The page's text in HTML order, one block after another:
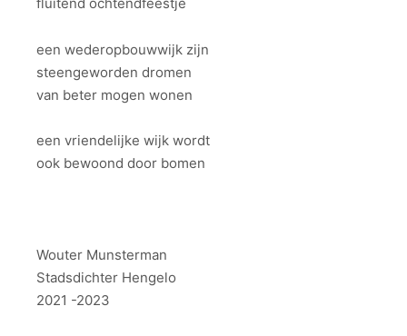
fluitend ochtendfeestje
een wederopbouwwijk zijn
steengeworden dromen
van beter mogen wonen
een vriendelijke wijk wordt
ook bewoond door bomen
Wouter Munsterman
Stadsdichter Hengelo
2021 -2023